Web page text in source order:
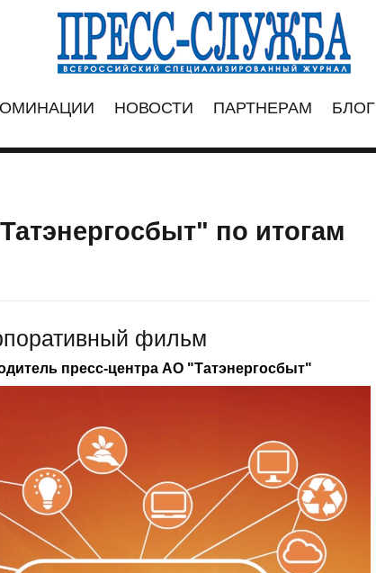
НОВОСТИ ПАРТНЕРАМ БЛОГ
по итогам
фильм
пресс-центра АО "Татэнергосбыт"